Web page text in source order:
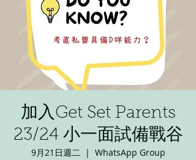
加入Get Set Parents
23/24 小一面試備戰谷
9月21日週二
  |
WhatsApp Group